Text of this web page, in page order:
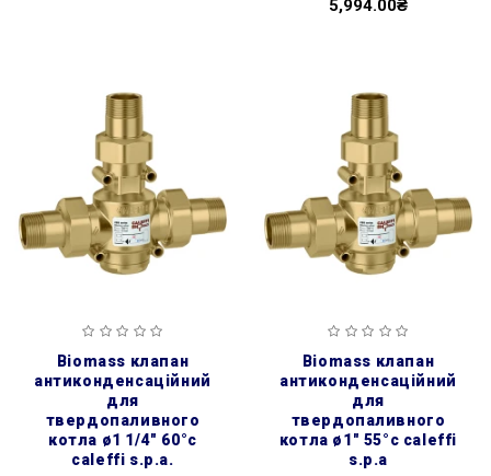
5,994.00₴
biomass клапан
антиконденсаційний
для
твердопаливного
котла ø1 1/4″ 60°c
caleffi s.p.a.
biomass клапан
антиконденсаційний
для
твердопаливного
котла ø1″ 55°c caleffi
s.p.a